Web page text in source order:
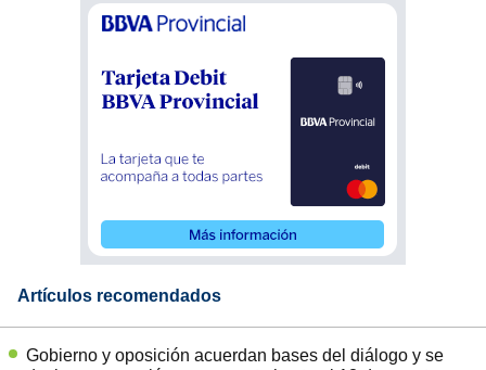
Artículos recomendados
Gobierno y oposición acuerdan bases del diálogo y se